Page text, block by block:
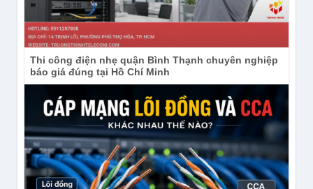
Thi công điện nhẹ quận Bình Thạnh chuyên nghiệp
báo giá đúng tại Hồ Chí Minh